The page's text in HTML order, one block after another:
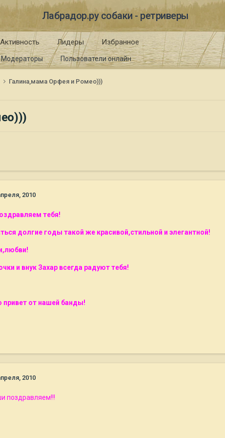
Лабрадор.ру собаки - ретриверы
Модераторы Пользователи онлайн
Активность Лидеры Избранное
Галина,мама Орфея и Ромео)))
2010
тебя!
долгие годы такой же красивой,стильной и элегантной!
и внук Захар всегда радуют тебя!
привет от нашей банды!
2010
поздравляем!!!